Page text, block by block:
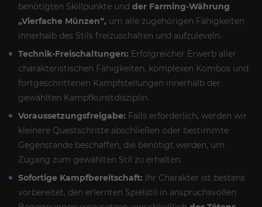
benötigten Skillpunkte und der Farming-Währung
„Vierfache Münzen“, um alle zugehörigen Fähigkeiten
innerhalb des Stils freizuschalten und aufzuleveln.
Technik-Freischaltungen: Erfolgreicher Erwerb aller
charakteristischen Fähigkeiten, komplexen Kombos und
fortgeschrittenen Kampfstellungen innerhalb der
gewählten Kampfkunstdisziplin.
Voraussetzungsfreigabe: Falls erforderlich, werden wir
kleinere Questschritte abschließen oder bestimmte
Gegenstände beschaffen, die benötigt werden, um
Zugang zum gewählten Stil zu erhalten.
Sofortige Kampfbereitschaft: Ihr Charakter ist bestens
vorbereitet, den erlernten Spielstil in anspruchsvollen